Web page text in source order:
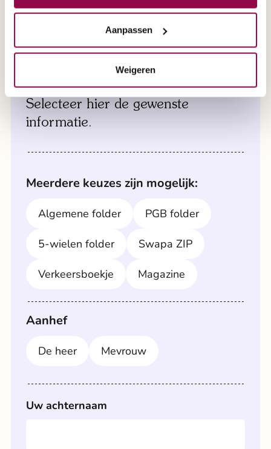
Aanpassen
Weigeren
maakt. Onze deskundige medewerkers brengen
de scootmobiel naar u toe en zorgen ervoor dat
alles klaarstaat voor een grondige test.
Maak direct een afspraak via 0800 2020 of
maak direct een afspraak via formulier '
afspraak aan huis'.
brochure aanvragen
Een brochure aanvragen?
Selecteer hier de gewenste
informatie.
Meerdere keuzes zijn mogelijk:
Algemene folder PGB folder
5-wielen folder Swapa ZIP
Verkeersboekje Magazine
Aanhef
De heer Mevrouw
Uw achternaam